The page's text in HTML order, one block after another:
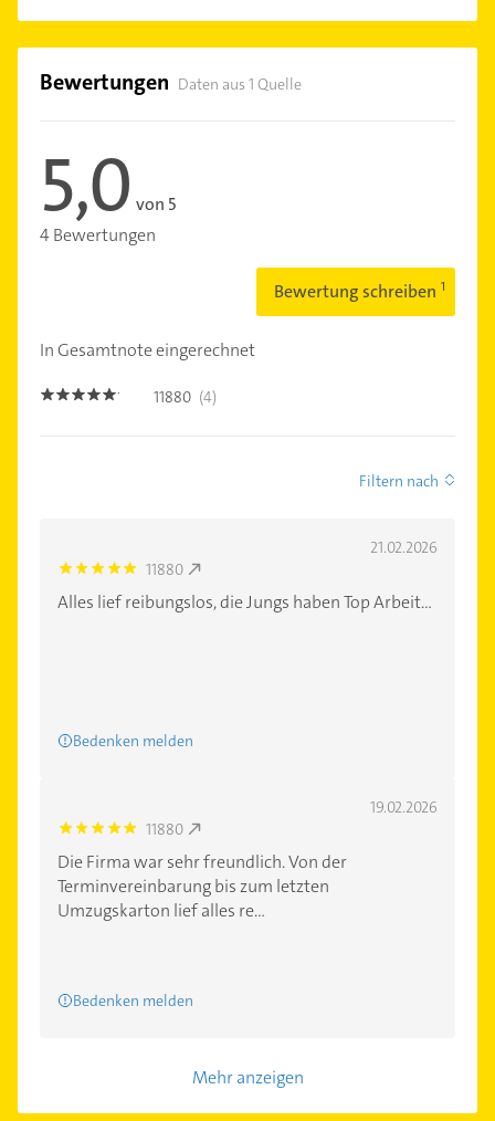
Bewertungen Daten aus 1 Quelle
5,0 von 5
4 Bewertungen
Bewertung schreiben
In Gesamtnote eingerechnet
5.0 11880 (4)
Filtern nach
21.02.2026
5.0 11880
Alles lief reibungslos, die Jungs haben Top Arbeit...
Bedenken melden
19.02.2026
5.0 11880
Die Firma war sehr freundlich. Von der
Terminvereinbarung bis zum letzten
Umzugskarton lief alles re...
Bedenken melden
Mehr anzeigen